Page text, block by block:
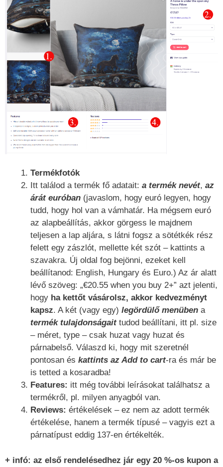
Termékfotók
Itt találod a termék fő adatait: a termék nevét, az
árát euróban (javaslom, hogy euró legyen, hogy
tudd, hogy hol van a vámhatár. Ha mégsem euró
az alapbeállítás, akkor görgess le majdnem
teljesen a lap aljára, s látni fogsz a sötétkék rész
felett egy zászlót, mellette két szót – kattints a
szavakra. Új oldal fog bejönni, ezeket kell
beállítanod: English, Hungary és Euro.) Az ár alatt
lévő szöveg: „€20.55 when you buy 2+” azt jelenti,
hogy ha kettőt vásárolsz, akkor kedvezményt
kapsz. A két (vagy egy) legördülő menüben a
termék tulajdonságaittudod beállítani, itt pl. size
– méret, type – csak huzat vagy huzat és
párnabelső. Válaszd ki, hogy mit szeretnél
pontosan és kattints az Add to cart-ra és már be
is tetted a kosaradba!
Features: itt még további leírásokat találhatsz a
termékről, pl. milyen anyagból van.
Reviews: értékelések – ez nem az adott termék
értékelése, hanem a termék típusé – vagyis ezt a
párnatípust eddig 137-en értékelték.
+ infó: az első rendelésedhez jár egy 20 %-os kupon a